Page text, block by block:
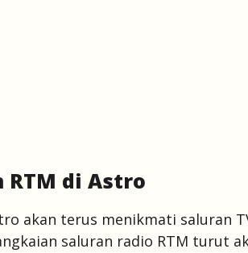
RTM di Astro
akan terus menikmati saluran
saluran radio RTM turut